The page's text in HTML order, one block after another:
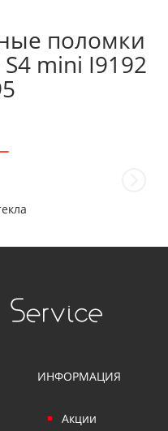
поломки
mini I9192
ИНФОРМАЦИЯ
Акции